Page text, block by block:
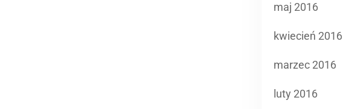
maj 2016
kwiecień 2016
marzec 2016
luty 2016